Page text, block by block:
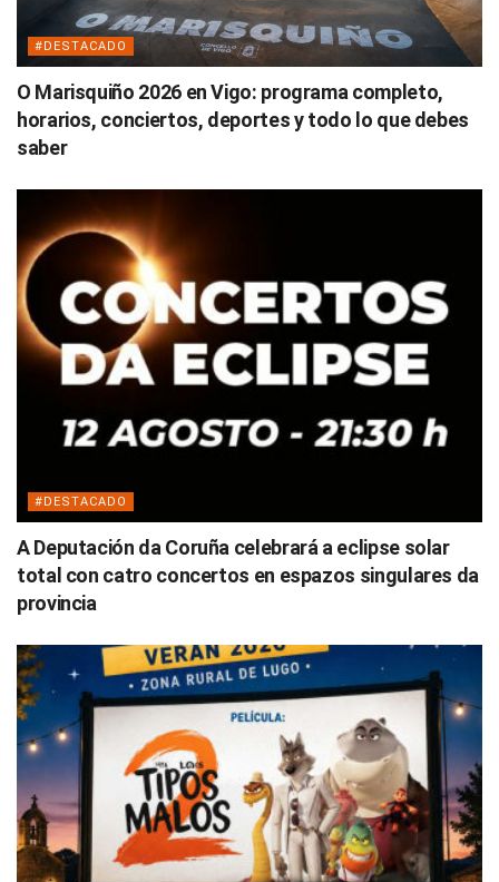
#DESTACADO
O Marisquiño 2026 en Vigo: programa completo,
horarios, conciertos, deportes y todo lo que debes
saber
#DESTACADO
A Deputación da Coruña celebrará a eclipse solar
total con catro concertos en espazos singulares da
provincia